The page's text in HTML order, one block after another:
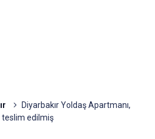
Diyarbakır Yoldaş Apartmanı,
teslim edilmiş